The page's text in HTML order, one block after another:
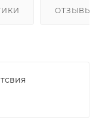
ОТЗЫВЫ